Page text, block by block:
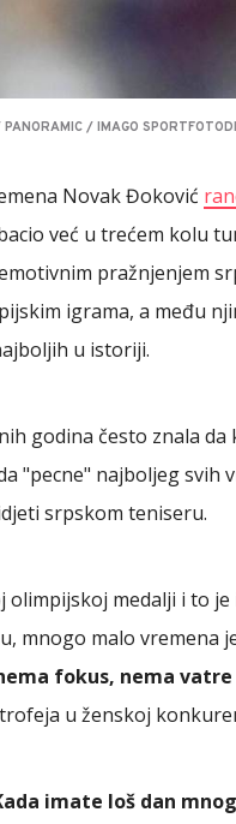
/ IMAGO
Novak Đoković
već u trećem kolu
pražnjenjem
igrama, a među
u istoriji.
godina često znala
"pecne" najboljeg svih
srpskom teniseru.
olimpijskoj medalji i to
mnogo malo vremena
fokus, nema
u ženskoj
imate loš dan